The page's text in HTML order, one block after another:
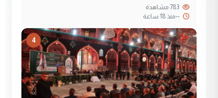
--منذ 18 ساعة
4